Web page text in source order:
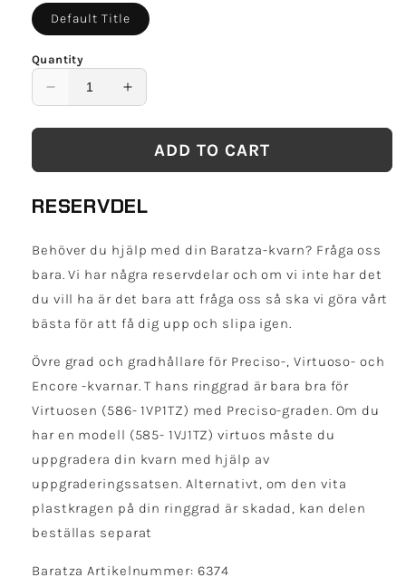
Default Title
Quantity
Decrease
for
övre
&amp;
Increase
for
Encore
övre
&amp;
ADD TO CART
RESERVDEL
Behöver du hjälp med din Baratza-kvarn? Fråga oss
bara. Vi har några reservdelar och om vi inte har det
du vill ha är det bara att fråga oss så ska vi göra vårt
bästa för att få dig upp och slipa igen.
Övre grad och gradhållare för Preciso-, Virtuoso- och
Encore -kvarnar. T hans ringgrad är bara bra för
Virtuosen (586- 1VP1TZ) med Preciso-graden. Om du
har en modell (585- 1VJ1TZ) virtuos måste du
uppgradera din kvarn med hjälp av
uppgraderingssatsen. Alternativt, om den vita
plastkragen på din ringgrad är skadad, kan delen
beställas separat
Baratza Artikelnummer: 6374